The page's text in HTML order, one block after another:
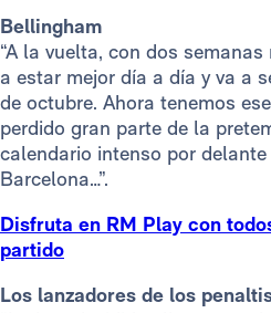
Bellingham
“A la vuelta, con dos
a estar mejor día a día y va a
de octubre. Ahora tenemos
perdido gran parte de la
calendario intenso por delante
Barcelona…”.
Disfruta en RM Play con
partido
Los lanzadores de los